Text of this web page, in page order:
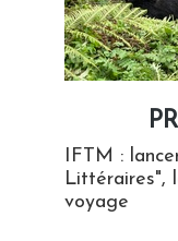
IFTM :
Littéraires",
voyage